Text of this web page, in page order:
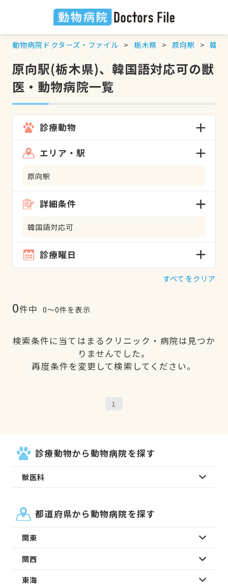
動物病院ドクターズ・ファイル 栃木県 原向駅 韓国
原向駅(栃木県)、韓国語対応可の獣
医・動物病院一覧
診療動物
エリア・駅
原向駅
詳細条件
韓国語対応可
診療曜日
すべてをクリア
0件中 0〜0件を表示
検索条件に当てはまるクリニック・病院は見つか
りませんでした。
再度条件を変更して検索してください。
1
診療動物から動物病院を探す
獣医科
都道府県から動物病院を探す
関東
関西
東海